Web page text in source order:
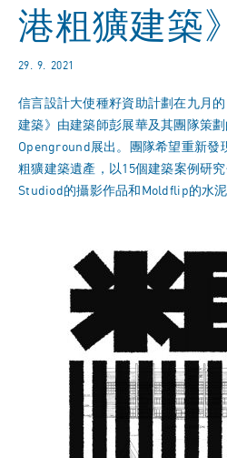
港粗獷建築》
29. 9. 2021
信言設計大使種籽資助計劃在九月
建築》由建築師彭展華及其團隊策
Openground展出。團隊希望重新發
粗獷建築遺產，以15個建築案例研
Studiod的攝影作品和Moldflip的水泥